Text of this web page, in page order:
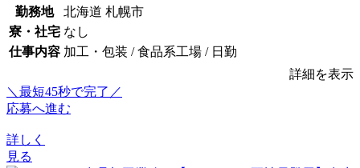
勤務地
北海道 札幌市
寮・社宅 なし
仕事内容 加工・包装 / 食品系工場 / 日勤
詳細を表示
＼最短45秒で完了／
応募へ進む
詳しく
見る